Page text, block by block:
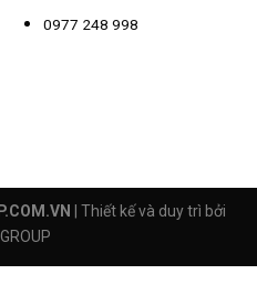
0977 248 998
| Thiết kế và duy trì bởi